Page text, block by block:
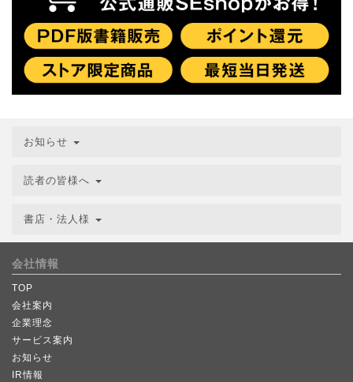
お知らせ
読者の皆様へ
書店・法人様
会社情報
TOP
会社案内
企業理念
サービス案内
お知らせ
IR情報